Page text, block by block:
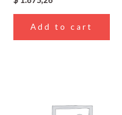
Add to cart